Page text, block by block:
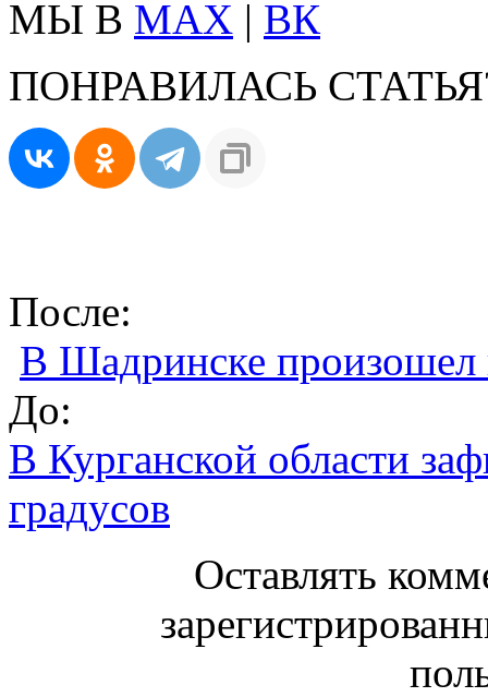
МЫ В MAX | ВК
ПОНРАВИЛАСЬ
После:
В Шадринске
До:
В Курганской области
градусов
Оставлять